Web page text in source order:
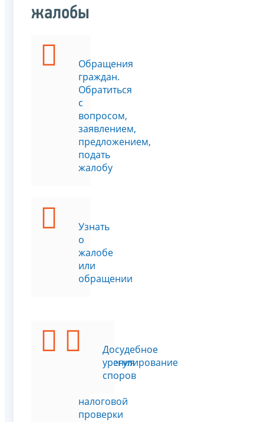
жалобы
Обращения
граждан.
Обратиться
с
вопросом,
заявлением,
предложением,
подать
жалобу
Узнать
о
жалобе
или
обращении
Подать
возражения
налоговой
проверки
Досудебное
урегулирование
споров